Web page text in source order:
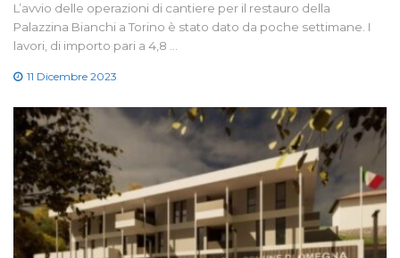
L’avvio delle operazioni di cantiere per il restauro della
Palazzina Bianchi a Torino è stato dato da poche settimane. I
lavori, di importo pari a 4,8 …
11 Dicembre 2023